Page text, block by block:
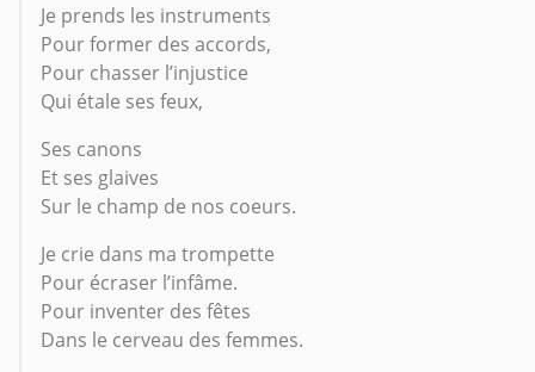
Je prends les instruments
Pour former des accords,
Pour chasser l’injustice
Qui étale ses feux,
Ses canons
Et ses glaives
Sur le champ de nos coeurs.
Je crie dans ma trompette
Pour écraser l’infâme.
Pour inventer des fêtes
Dans le cerveau des femmes.